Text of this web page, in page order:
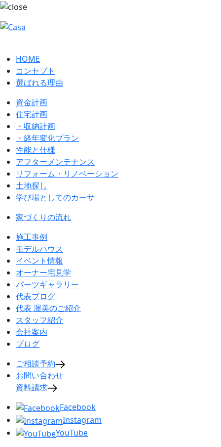
HOME
コンセプト
選ばれる理由
資金計画
住宅計画
・収納計画
・経年変化プラン
性能と仕様
アフターメンテナンス
リフォーム・リノベーション
土地探し
学び場としてのカーサ
家づくりの流れ
施工事例
モデルハウス
イベント情報
オーナー宅見学
パーツギャラリー
代表ブログ
代表 渥美のご紹介
スタッフ紹介
会社案内
ブログ
ご相談予約
お問い合わせ
資料請求
Facebook
Instagram
YouTube